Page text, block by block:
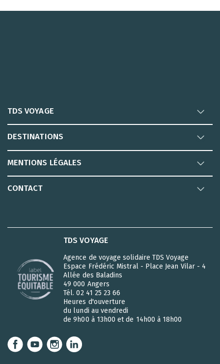
TDS VOYAGE
DESTINATIONS
MENTIONS LÉGALES
CONTACT
TDS VOYAGE
Agence de voyage solidaire TDS Voyage
Espace Frédéric Mistral - Place Jean Vilar - 4
Allée des Baladins
49 000 Angers
Tél. 02 41 25 23 66
Heures d'ouverture
du lundi au vendredi
de 9h00 à 13h00 et de 14h00 à 18h00